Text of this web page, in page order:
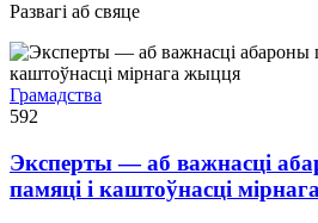
Развагі аб свяце
Грамадства
592
Эксперты — аб важнасці
памяці і каштоўнасці